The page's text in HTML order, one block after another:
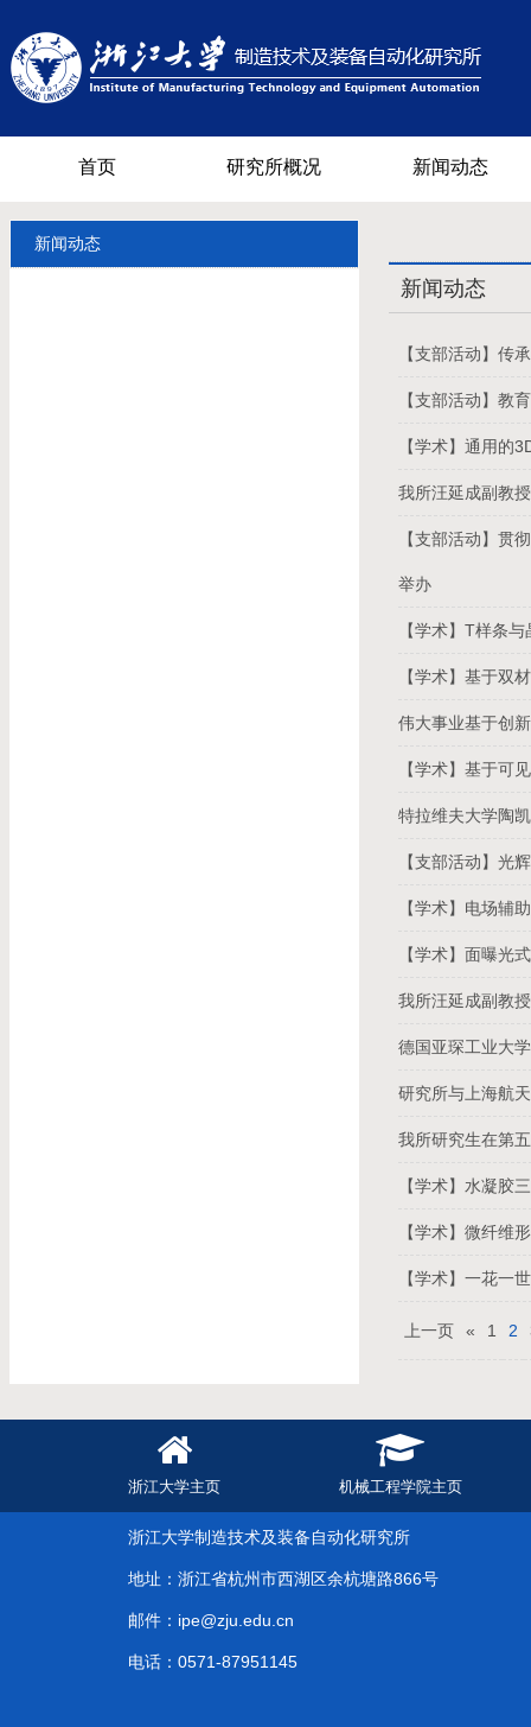
首页 研究所概况 新闻动态
新闻动态
新闻动态
【支部活动】传
【支部活动】教
【学术】通用的
我所汪延成副教
【支部活动】贯
举办
【学术】T样条
【学术】基于双
伟大事业基于创
【学术】基于可
特拉维夫大学陶
【支部活动】光
【学术】电场辅
【学术】面曝光
我所汪延成副教
德国亚琛工业大
研究所与上海航
我所研究生在第
【学术】水凝胶
【学术】微纤维
【学术】一花一
上一页 « 1 2
浙江大学主页 机械工程学院主页
浙江大学制造技术及装备自动化研究所
地址：浙江省杭州市西湖区余杭塘路866号
邮件：ipe@zju.edu.cn
电话：0571-87951145